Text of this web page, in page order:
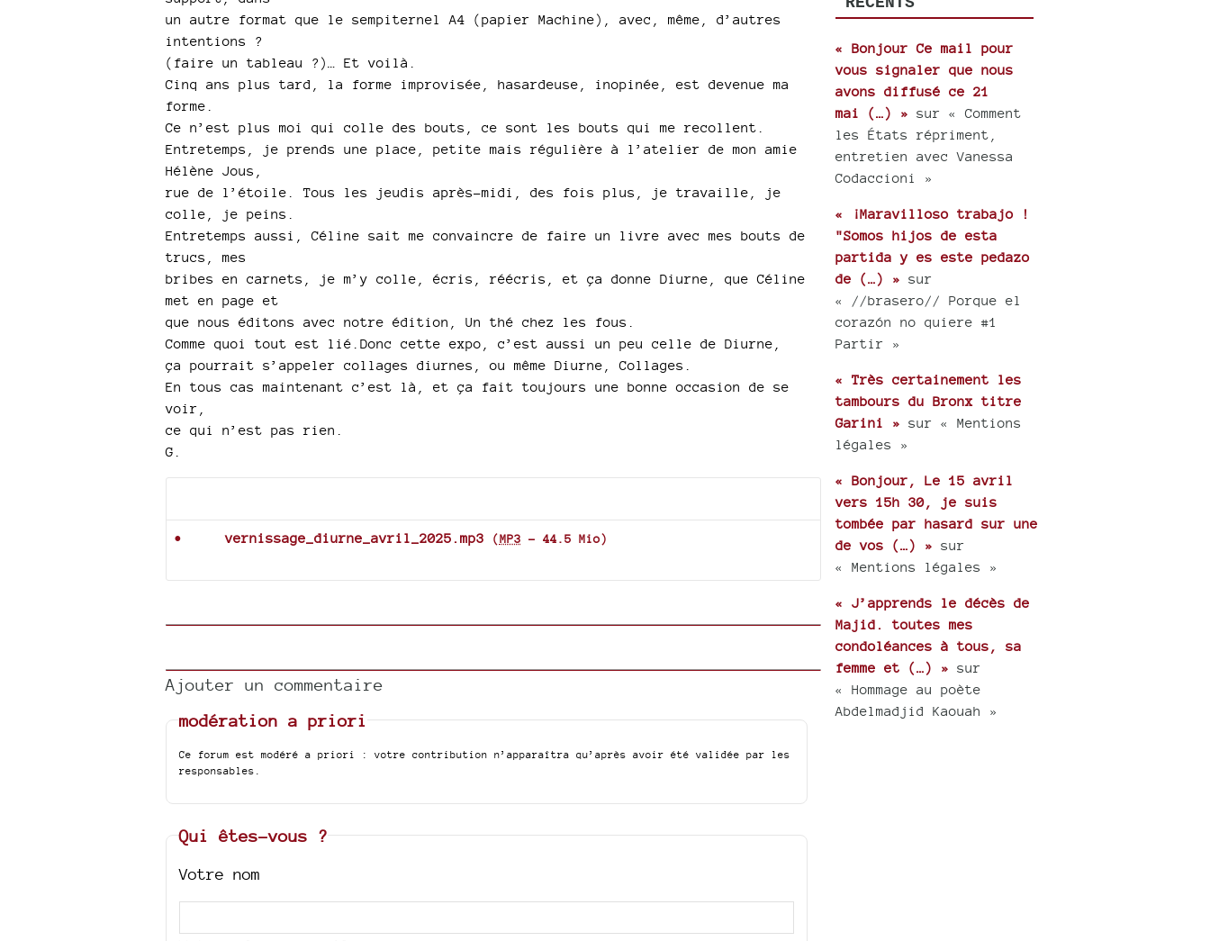
un autre format que le sempiternel A4 (papier Machine), avec, même, d’autres
intentions ?
(faire un tableau ?)… Et voilà.
Cinq ans plus tard, la forme improvisée, hasardeuse, inopinée, est devenue ma
forme.
Ce n’est plus moi qui colle des bouts, ce sont les bouts qui me recollent.
Entretemps, je prends une place, petite mais régulière à l’atelier de mon amie
Hélène Jous,
rue de l’étoile. Tous les jeudis après-midi, des fois plus, je travaille, je
colle, je peins.
Entretemps aussi, Céline sait me convaincre de faire un livre avec mes bouts de
trucs, mes
bribes en carnets, je m’y colle, écris, réécris, et ça donne Diurne, que Céline
met en page et
que nous éditons avec notre édition, Un thé chez les fous.
Comme quoi tout est lié.Donc cette expo, c’est aussi un peu celle de Diurne,
ça pourrait s’appeler collages diurnes, ou même Diurne, Collages.
En tous cas maintenant c’est là, et ça fait toujours une bonne occasion de se
voir,
ce qui n’est pas rien.
G.
vernissage_diurne_avril_2025.mp3 (MP3 - 44.5 Mio)
Ajouter un commentaire
modération a priori
Ce forum est modéré a priori : votre contribution n’apparaîtra qu’après avoir été validée par les
responsables.
Qui êtes-vous ?
Votre nom
« Bonjour Ce mail pour
vous signaler que nous
avons diffusé ce 21
mai (…) » sur « Comment
les États répriment,
entretien avec Vanessa
Codaccioni »
« ¡Maravilloso trabajo !
"Somos hijos de esta
partida y es este pedazo
de (…) » sur
« //brasero// Porque el
corazón no quiere #1
Partir »
« Très certainement les
tambours du Bronx titre
Garini » sur « Mentions
légales »
« Bonjour, Le 15 avril
vers 15h 30, je suis
tombée par hasard sur une
de vos (…) » sur
« Mentions légales »
« J’apprends le décès de
Majid. toutes mes
condoléances à tous, sa
femme et (…) » sur
« Hommage au poète
Abdelmadjid Kaouah »